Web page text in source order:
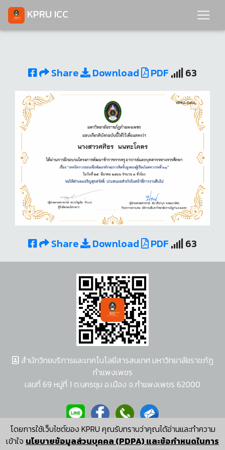
KPRU ICC
Share Download PDF 63
Share Download PDF 63
โดยการใช้เว็บไซต์ของ KPRU คุณรับทราบว่าคุณได้อ่านและทำความ
เข้าใจ นโยบายข้อมูลส่วนบุคคล (PDPA) และข้อกำหนดในการ
สำนักวิทยบริการและเทคโนโลยีสารสนเทศ มหาวิทยาลัยราชภัฏ
กำแพงเพชร
เลขที่ 69 หมู่ที่ 1 ต.นครชุม อ.เมือง จ.กำแพงเพชร 62000
ผู้พัฒนาระบบ อนุชา พวงผกา